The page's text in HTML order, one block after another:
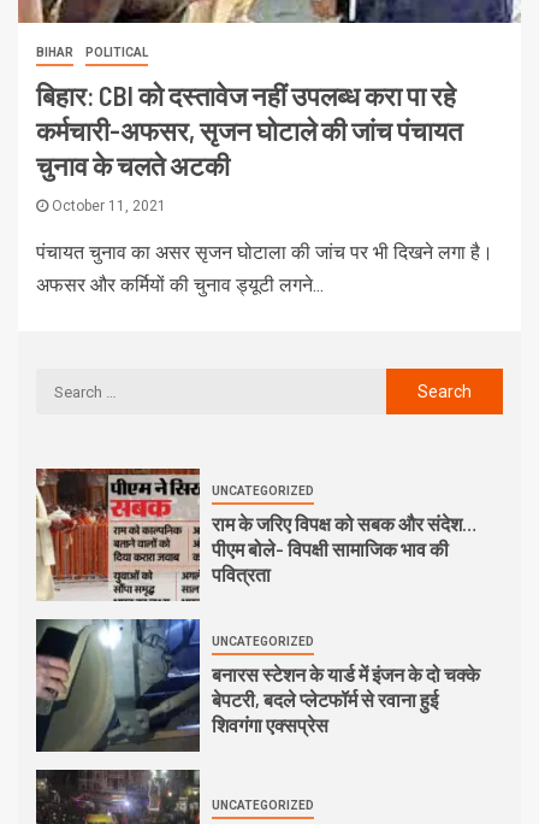
BIHAR POLITICAL
बिहार: CBI को दस्तावेज नहीं उपलब्ध करा पा रहे
कर्मचारी-अफसर, सृजन घोटाले की जांच पंचायत
चुनाव के चलते अटकी
October 11, 2021
पंचायत चुनाव का असर सृजन घोटाला की जांच पर भी दिखने लगा है।
अफसर और कर्मियों की चुनाव ड्यूटी लगने...
UNCATEGORIZED
राम के जरिए विपक्ष को सबक और संदेश…
पीएम बोले- विपक्षी सामाजिक भाव की
पवित्रता
UNCATEGORIZED
बनारस स्टेशन के यार्ड में इंजन के दो चक्के
बेपटरी, बदले प्लेटफॉर्म से रवाना हुई
शिवगंगा एक्सप्रेस
UNCATEGORIZED